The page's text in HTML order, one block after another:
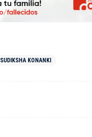
SUDIKSHA KONANKI